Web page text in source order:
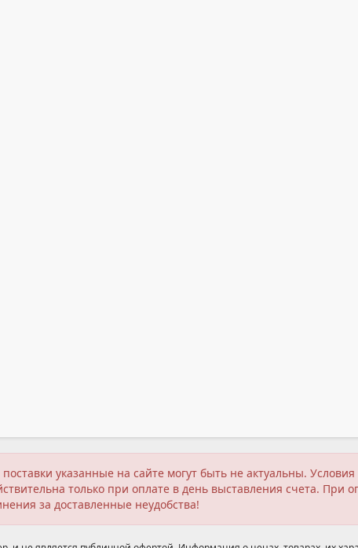
указанные на сайте могут быть не актуальны.
только при оплате в день выставления счета.
за доставленные неудобства!